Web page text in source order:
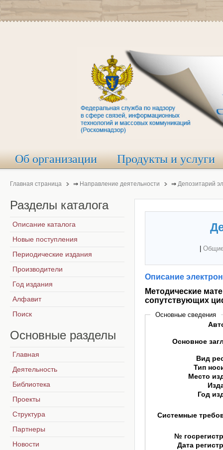
Об организации Продукты и услуги
Главная страница ⇒ Направление деятельности ⇒ Депозитарий
Описание
Методические
сопутствующих
Основные сведения
Основное
Вид
Тип
Место
Год
Системные
№
Дата
Разделы каталога
Описание каталога
Новые поступления
Периодические издания
Производители
Год издания
Алфавит
Поиск
Основные разделы
Главная
Деятельность
Библиотека
Проекты
Структура
Партнеры
Новости